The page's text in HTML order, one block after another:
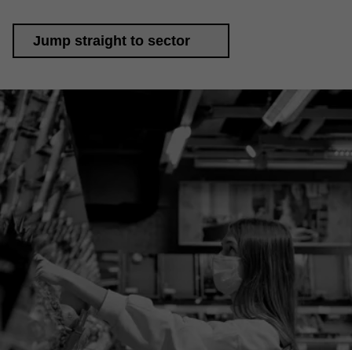
Jump straight to sector